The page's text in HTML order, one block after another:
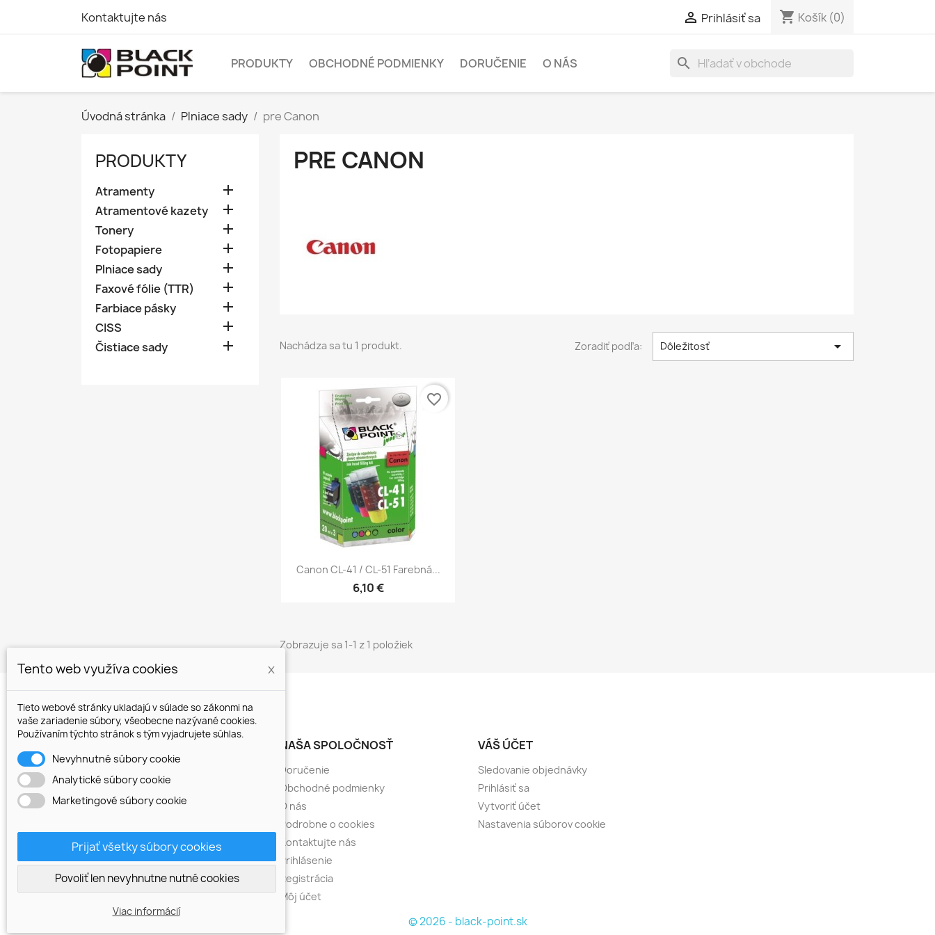
Kontaktujte nás  Prihlásiť sa shopping_cart Košík (0)
PRODUKTY OBCHODNÉ PODMIENKY DORUČENIE O NÁS search
Úvodná stránka Plniace sady pre Canon
PRODUKTY
Atramenty 
Atramentové kazety 
Tonery 
Fotopapiere 
Plniace sady 
Faxové fólie (TTR) 
Farbiace pásky 
CISS 
Čistiace sady 
PRE CANON
Nachádza sa tu 1 produkt. Zoradiť podľa: Dôležitosť 
Rýchly náhľad
Canon CL-41 / CL-51 Farebná...
6,10 €
favorite_border
Zobrazuje sa 1-1 z 1 položiek
CISS
Farbiace pásky
Faxové fólie (TTR)
Fotopapiere
Tonery
NAŠA SPOLOČNOSŤ
Doručenie
Obchodné podmienky
O nás
Podrobne o cookies
Kontaktujte nás
Prihlásenie
Registrácia
Môj účet
VÁŠ ÚČET
Sledovanie objednávky
Prihlásiť sa
Vytvoriť účet
Nastavenia súborov cookie
© 2026 - black-point.sk
Tento web využíva cookies x
Tieto webové stránky ukladajú v súlade so zákonmi na
vaše zariadenie súbory, všeobecne nazývané cookies.
Používaním týchto stránok s tým vyjadrujete súhlas.
Nevyhnutné súbory cookie
Analytické súbory cookie
Marketingové súbory cookie
Prijať všetky súbory cookies
Povoliť len nevyhnutne nutné cookies
Viac informácií